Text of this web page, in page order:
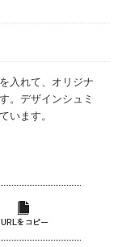
入れて、オリジナ
。デザインシュミ
います。